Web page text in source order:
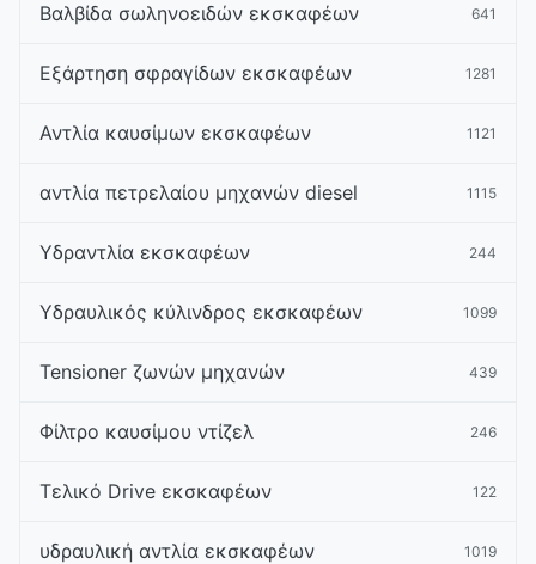
Βαλβίδα σωληνοειδών εκσκαφέων 641
Εξάρτηση σφραγίδων εκσκαφέων 1281
Αντλία καυσίμων εκσκαφέων 1121
αντλία πετρελαίου μηχανών diesel 1115
Υδραντλία εκσκαφέων 244
Υδραυλικός κύλινδρος εκσκαφέων 1099
Tensioner ζωνών μηχανών 439
Φίλτρο καυσίμου ντίζελ 246
Τελικό Drive εκσκαφέων 122
υδραυλική αντλία εκσκαφέων 1019